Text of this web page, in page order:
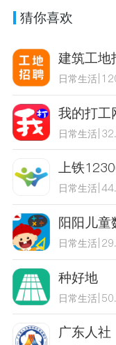
猜你喜欢
建筑工地
日常生活
我的打工
日常生活
上铁
日常生活
阳阳儿童
日常生活
种好地
日常生活
广东人社